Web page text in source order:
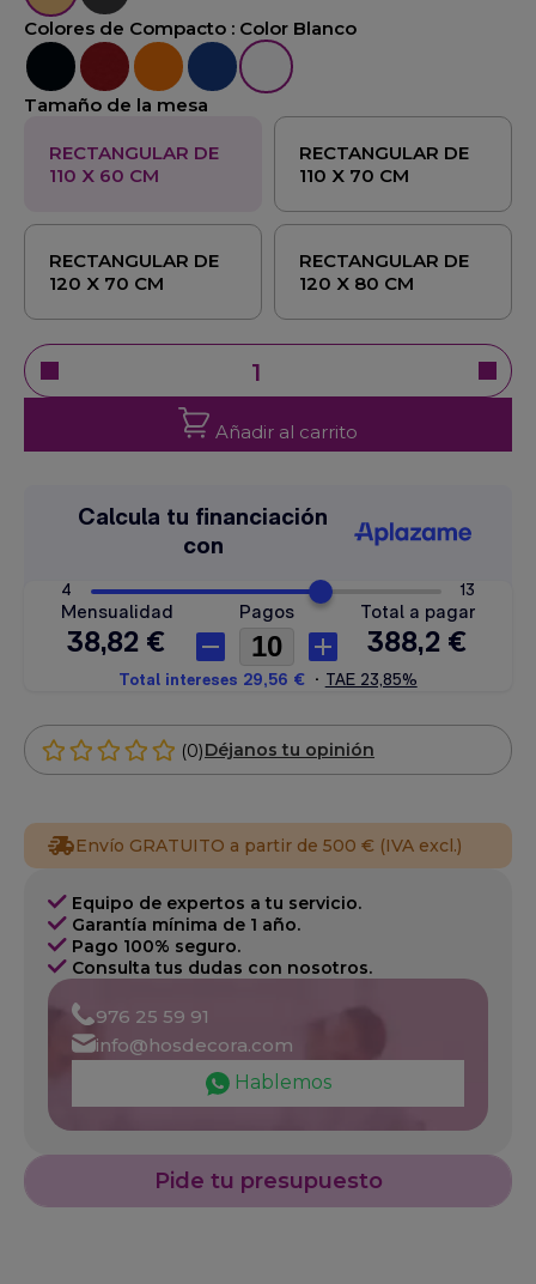
Colores de Compacto : Color Blanco
Color NegroColor Burdeos
Color Naranja
Color AzulColor Blanco
Tamaño de la mesa
RECTANGULAR DE
110 X 60 CM
RECTANGULAR DE
110 X 70 CM
RECTANGULAR DE
120 X 70 CM
RECTANGULAR DE
120 X 80 CM
Añadir al carrito
(0)Déjanos tu opinión
Envío GRATUITO a partir de 500 € (IVA excl.)
Equipo de expertos a tu servicio.
Garantía mínima de 1 año.
Pago 100% seguro.
Consulta tus dudas con nosotros.
976 25 59 91
info@hosdecora.com
Hablemos
Pide tu presupuesto